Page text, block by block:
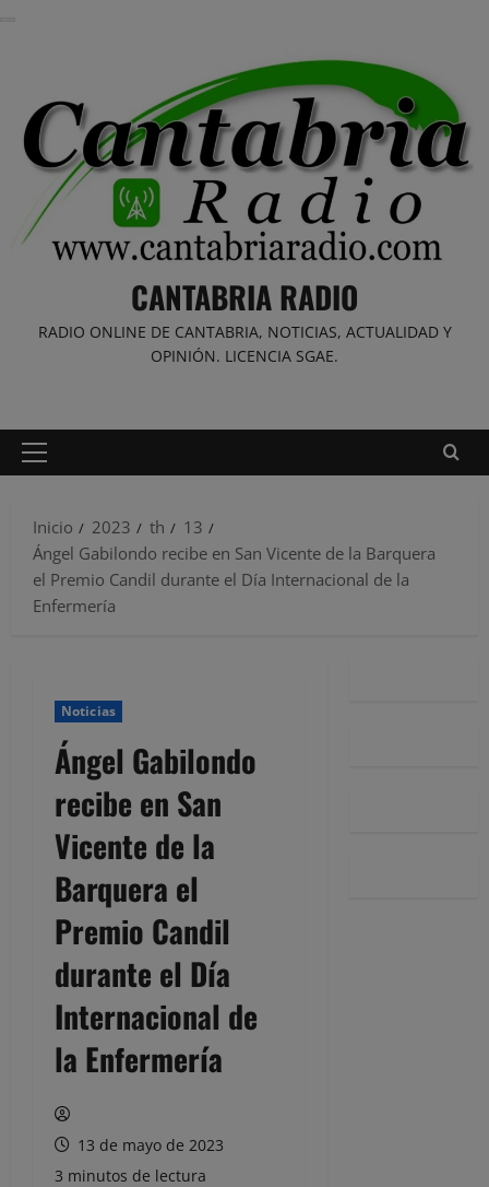
CANTABRIA RADIO
RADIO ONLINE DE CANTABRIA, NOTICIAS, ACTUALIDAD Y
OPINIÓN. LICENCIA SGAE.
Menú
Inicio
2023 th
13
Ángel Gabilondo recibe en San Vicente de la Barquera
el Premio Candil durante el Día Internacional de la
Enfermería
Noticias
Ángel Gabilondo
recibe en San
Vicente de la
Barquera el
Premio Candil
durante el Día
Internacional de
la Enfermería
13 de mayo de 2023
3 minutos de lectura